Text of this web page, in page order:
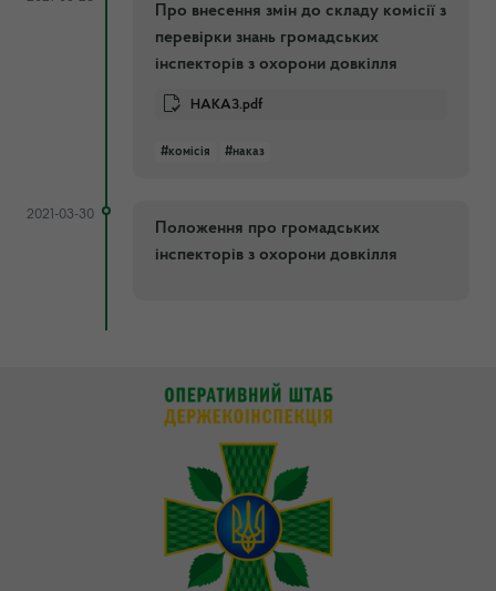
Про внесення змін до складу комісії з
перевірки знань громадських
інспекторів з охорони довкілля
НАКАЗ.pdf
#комісія #наказ
2021-03-30
Положення про громадських
інспекторів з охорони довкілля